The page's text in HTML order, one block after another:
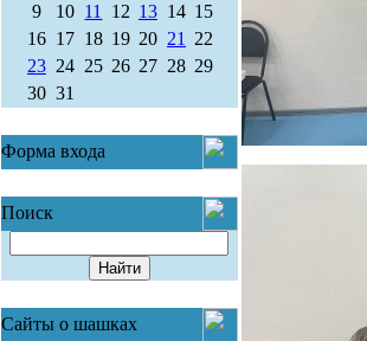
9
10 11 12 13 14 15
16 17 18 19 20 21
22
23 24 25 26 27 28 29
30 31
Форма входа
Поиск
Сайты о шашках